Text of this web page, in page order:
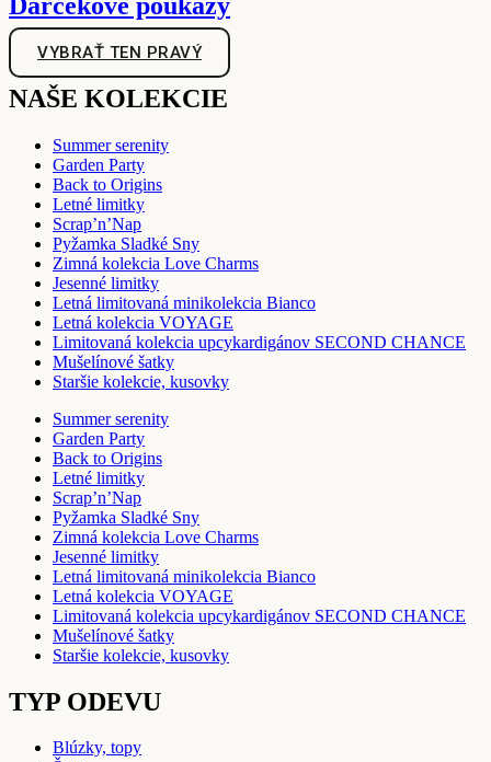
VYBRAŤ TEN PRAVÝ
NAŠE KOLEKCIE
Summer serenity
Garden Party
Back to Origins
Letné limitky
Scrap’n’Nap
Pyžamka Sladké Sny
Zimná kolekcia Love Charms
Jesenné limitky
Letná limitovaná minikolekcia Bianco
Letná kolekcia VOYAGE
Limitovaná kolekcia upcykardigánov SECOND CHANCE
Mušelínové šatky
Staršie kolekcie, kusovky
Summer serenity
Garden Party
Back to Origins
Letné limitky
Scrap’n’Nap
Pyžamka Sladké Sny
Zimná kolekcia Love Charms
Jesenné limitky
Letná limitovaná minikolekcia Bianco
Letná kolekcia VOYAGE
Limitovaná kolekcia upcykardigánov SECOND CHANCE
Mušelínové šatky
Staršie kolekcie, kusovky
TYP ODEVU
Blúzky, topy